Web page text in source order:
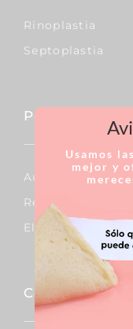
Rinoplastia
Septoplastia
Pecho
Aumento De
Reducción De
Elevación De
Corporal
Usamos
mejor y